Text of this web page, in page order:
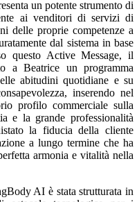
un potente strumento di
ai venditori di servizi di
delle proprie competenze a
dal sistema in base
questo Active Message, il
a Beatrice un programma
abitudini quotidiane e su
inserendo nel
profilo commerciale sulla
e la grande professionalità
la fiducia della cliente
a lungo termine che ha
armonia e vitalità nella
AI è stata strutturata in